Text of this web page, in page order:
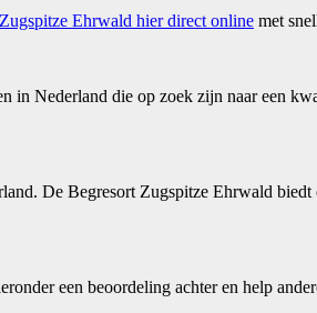
Ehrwald hier direct online met
Nederland die op zoek zijn naar een
De Begresort Zugspitze Ehrwald
een beoordeling achter en help